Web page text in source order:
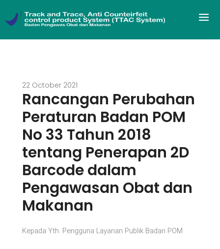
22 October 2021
Rancangan Perubahan
Peraturan Badan POM
No 33 Tahun 2018
tentang Penerapan 2D
Barcode dalam
Pengawasan Obat dan
Makanan
Kepada Yth. Pengguna Layanan Publik Badan POM